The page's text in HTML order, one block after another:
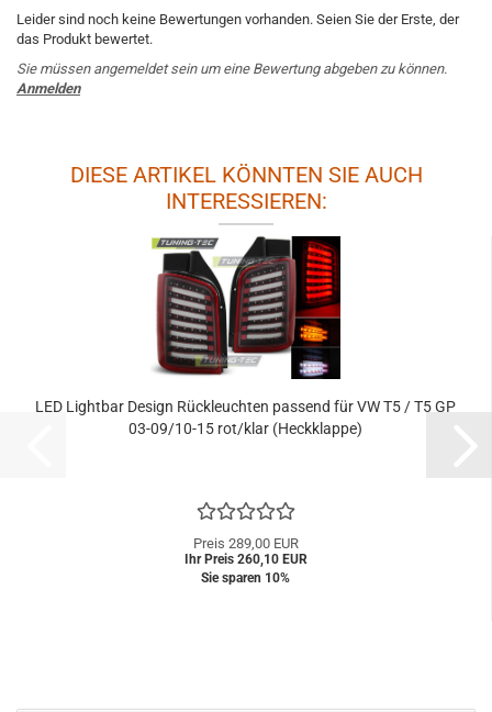
Leider sind noch keine Bewertungen vorhanden. Seien Sie der Erste, der
das Produkt bewertet.
Sie müssen angemeldet sein um eine Bewertung abgeben zu können.
Anmelden
DIESE ARTIKEL KÖNNTEN SIE AUCH
INTERESSIEREN:
LED Lightbar Design Rückleuchten passend für VW T5 / T5 GP
03-09/10-15 rot/klar (Heckklappe)
Preis 289,00 EUR
Ihr Preis 260,10 EUR
Sie sparen 10%